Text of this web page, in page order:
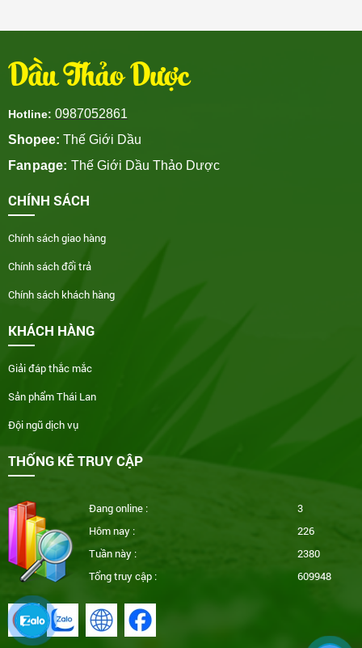
Dầu Thảo Dược
Hotline: 0987052861
Shopee: Thế Giới Dầu
Fanpage: Thế Giới Dầu Thảo Dược
CHÍNH SÁCH
Chính sách giao hàng
Chính sách đổi trả
Chính sách khách hàng
KHÁCH HÀNG
Giải đáp thắc mắc
Sản phẩm Thái Lan
Đội ngũ dịch vụ
THỐNG KÊ TRUY CẬP
Đang online :
3
Hôm nay :
226
Tuần này :
2380
Tổng truy cập :
609948